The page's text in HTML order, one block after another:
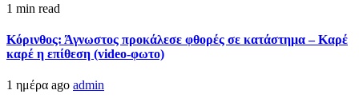
1 min read
Κόρινθος: Άγνωστος προκάλεσε φθορές σε κατάστημα – Καρέ
καρέ η επίθεση (video-φωτο)
1 ημέρα ago admin